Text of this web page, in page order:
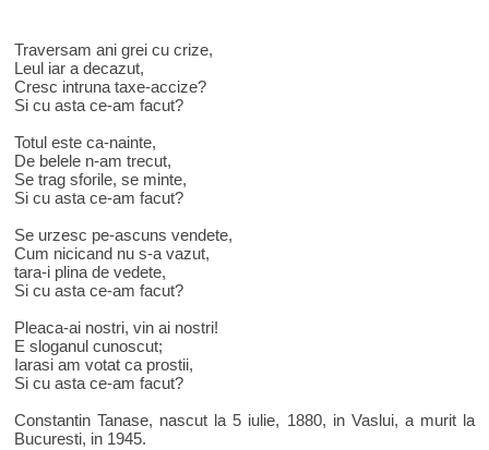
Traversam ani grei cu crize,
Leul iar a decazut,
Cresc intruna taxe-accize?
Si cu asta ce-am facut?
Totul este ca-nainte,
De belele n-am trecut,
Se trag sforile, se minte,
Si cu asta ce-am facut?
Se urzesc pe-ascuns vendete,
Cum nicicand nu s-a vazut,
tara-i plina de vedete,
Si cu asta ce-am facut?
Pleaca-ai nostri, vin ai nostri!
E sloganul cunoscut;
Iarasi am votat ca prostii,
Si cu asta ce-am facut?
Constantin Tanase, nascut la 5 iulie, 1880, in Vaslui, a murit la
Bucuresti, in 1945.